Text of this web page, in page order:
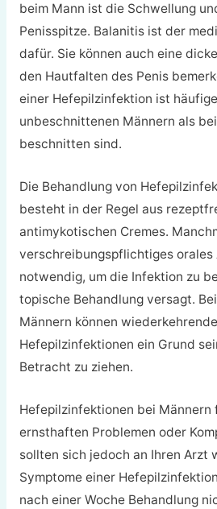
beim Mann ist die Schwellung
Penisspitze. Balanitis ist der
dafür. Sie können auch eine
den Hautfalten des Penis
einer Hefepilzinfektion ist
unbeschnittenen Männern als
beschnitten sind.
Die Behandlung von
besteht in der Regel aus
antimykotischen Cremes.
verschreibungspflichtiges orales
notwendig, um die Infektion zu
topische Behandlung versagt.
Männern können
Hefepilzinfektionen ein Grund
Betracht zu ziehen.
Hefepilzinfektionen bei Männern
ernsthaften Problemen oder
sollten sich jedoch an Ihren Arzt
Symptome einer
nach einer Woche Behandlung